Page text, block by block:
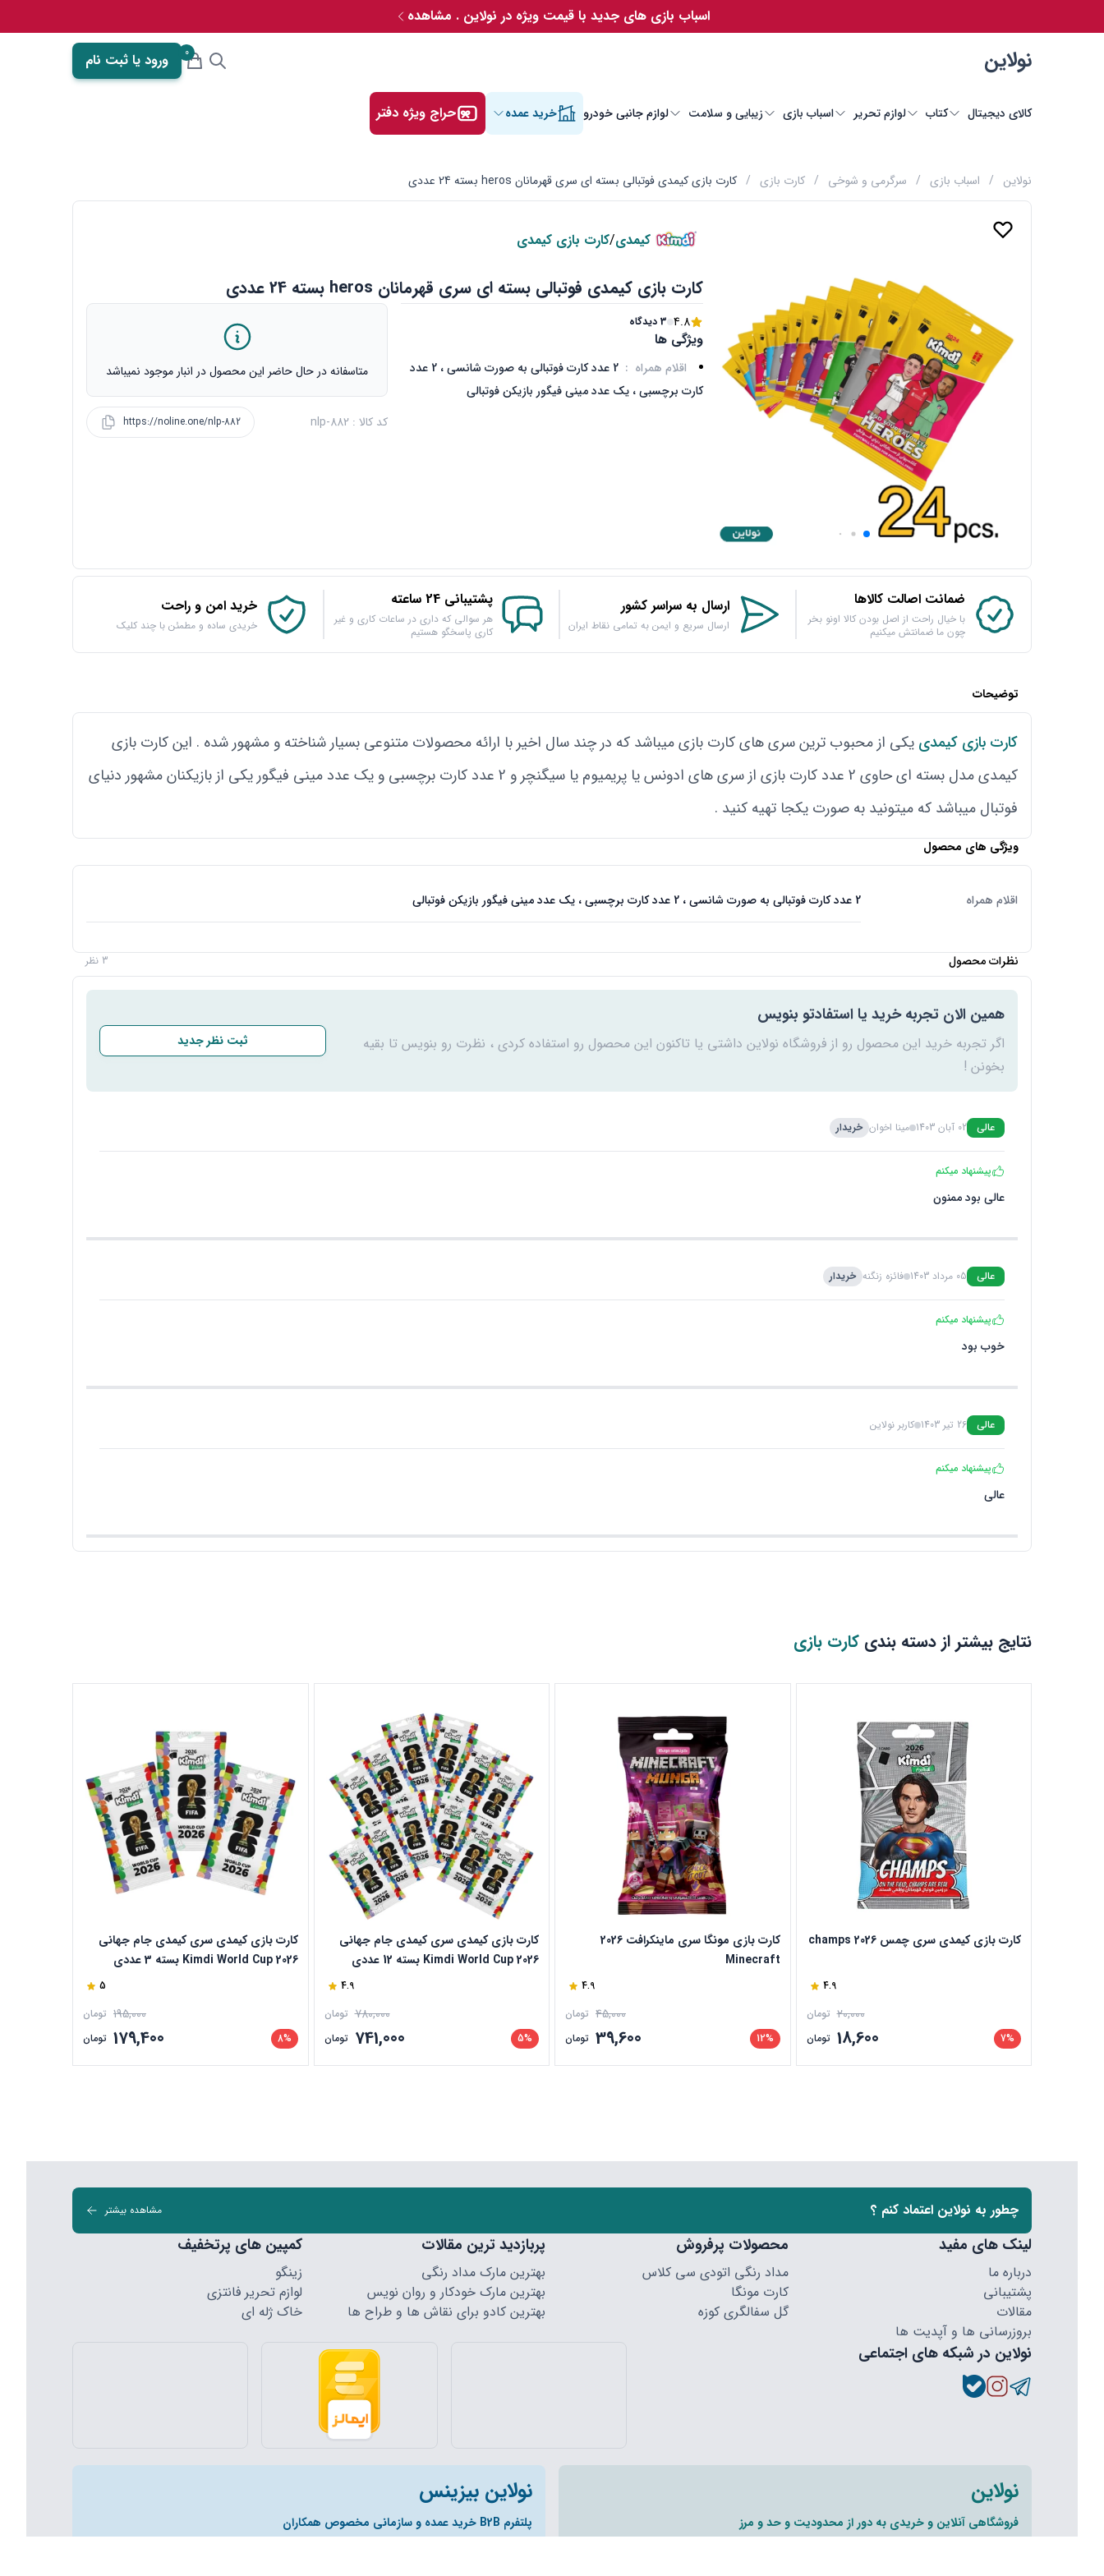
اسباب بازی های جدید با قیمت ویژه در نولاین . مشاهده
نولاین
کالای دیجیتال کتاب لوازم تحریر اسباب بازی زیبایی و سلامت لوازم جانبی خودرو خرید عمده حراج ویژه دفتر
0 ورود یا ثبت نام
نولاین / اسباب بازی / سرگرمی و شوخی / کارت بازی / کارت بازی کیمدی فوتبالی بسته ای سری قهرمانان heros بسته 24 عددی
کیمدی/کارت بازی کیمدی
کارت بازی کیمدی فوتبالی بسته ای سری قهرمانان heros بسته 24 عددی
4.8 3 دیدگاه
ویژگی ها
اقلام همراه :
2 عدد کارت فوتبالی به صورت شانسی ، 2 عدد
کارت برچسبی ، یک عدد مینی فیگور بازیکن فوتبالی
متاسفانه در حال حاضر این محصول در انبار موجود نمیباشد
کد کالا : nlp-882 https://noline.one/nlp-882
ضمانت اصالت کالاها
با خیال راحت از اصل بودن کالا اونو بخر
چون ما ضمانتش میکنیم
ارسال به سراسر کشور
ارسال سریع و ایمن به تمامی نقاط ایران
پشتیبانی 24 ساعته
هر سوالی که داری در ساعات کاری و غیر
کاری پاسخگو هستیم
خرید امن و راحت
خریدی ساده و مطمئن با چند کلیک
توضیحات
کارت بازی کیمدی یکی از محبوب ترین سری های کارت بازی میباشد که در چند سال اخیر با ارائه محصولات متنوعی بسیار شناخته و مشهور شده . این کارت بازی
کیمدی مدل بسته ای حاوی 2 عدد کارت بازی از سری های ادونس یا پریمیوم یا سیگنچر و 2 عدد کارت برچسبی و یک عدد مینی فیگور یکی از بازیکنان مشهور دنیای
فوتبال میباشد که میتونید به صورت یکجا تهیه کنید .
ویژگی های محصول
اقلام همراه 2 عدد کارت فوتبالی به صورت شانسی ، 2 عدد کارت برچسبی ، یک عدد مینی فیگور بازیکن فوتبالی
نظرات محصول 3 نظر
همین الان تجربه خرید یا استفادتو بنویس
اگر تجربه خرید این محصول رو از فروشگاه نولاین داشتی یا تاکنون این محصول رو استفاده کردی ، نظرت رو بنویس تا بقیه
بخونن !
ثبت نظر جدید
عالی 02 آبان 1403 مینا اخوان خریدار
پیشنهاد میکنم
عالی بود ممنون
عالی 05 مرداد 1403 فائزه زنگنه خریدار
پیشنهاد میکنم
خوب بود
عالی 26 تیر 1403 کاربر نولاین
پیشنهاد میکنم
عالی
نتایج بیشتر از دسته بندی کارت بازی
کارت بازی کیمدی سری چمس champs 2026
4.9
20,000 تومان
7%
18,600 تومان
کارت بازی مونگا سری ماینکرافت 2026
Minecraft
4.9
45,000 تومان
12%
39,600 تومان
کارت بازی کیمدی سری کیمدی جام جهانی
Kimdi World Cup 2026 بسته 12 عددی
4.9
780,000 تومان
5%
741,000 تومان
کارت بازی کیمدی سری کیمدی جام جهانی
Kimdi World Cup 2026 بسته 3 عددی
5
195,000 تومان
8%
179,400 تومان
چطور به نولاین اعتماد کنم ؟ مشاهده بیشتر
لینک های مفید
درباره ما
پشتیبانی
مقالات
بروزرسانی ها و آپدیت ها
محصولات پرفروش
مداد رنگی اتودی سی کلاس
کارت مونگا
گل سفالگری کوزه
پربازدید ترین مقالات
بهترین مارک مداد رنگی
بهترین مارک خودکار و روان نویس
بهترین کادو برای نقاش ها و طراح ها
کمپین های پرتخفیف
زینگو
لوازم تحریر فانتزی
خاک ژله ای
نولاین در شبکه های اجتماعی
نولاین
فروشگاهی آنلاین و خریدی به دور از محدودیت و حد و مرز
نولاین بیزینس
پلتفرم B2B خرید عمده و سازمانی مخصوص همکاران